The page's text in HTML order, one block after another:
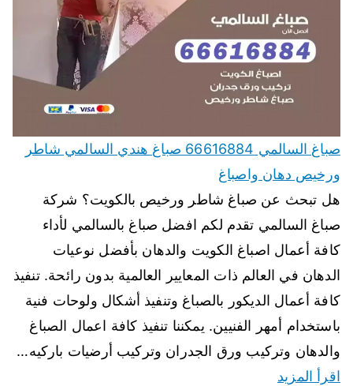
صباغ السالمي 66616884 صباغ هندي السالمي شاطر
ورخيص دهان واصباغ
هل تبحث عن صباغ شاطر ورخيص بالكويت؟ شركة
صباغ السالمي تقدم لكم افضل صباغ بالسالمي لأداء
كافة أعمال اصباغ الكويت والدهان بأفضل نوعيات
الدهان في العالم ذات المعايير العالمية بدون رائحة. تنفيذ
كافة أعمال الديكور بالصباغ وتنفيذ أشكال ولوحات فنية
باستخدام أمهر الفنيين. يمكننا تنفيذ كافة اعمال الصباغ
والدهان وتركيب ورق الجدران وتركيب أرضيات باركيه…
اقرأ المزيد